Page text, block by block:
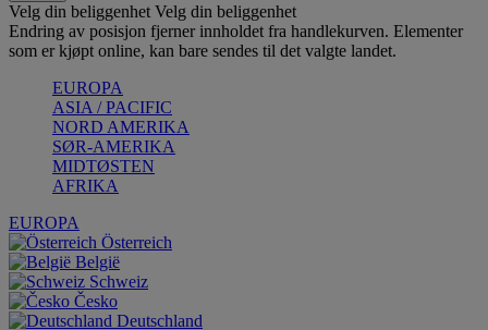
Velg din beliggenhet Velg din beliggenhet
Endring av posisjon fjerner innholdet fra handlekurven. Elementer
som er kjøpt online, kan bare sendes til det valgte landet.
EUROPA
ASIA / PACIFIC
NORD AMERIKA
SØR-AMERIKA
MIDTØSTEN
AFRIKA
EUROPA
Österreich
België
Schweiz
Česko
Deutschland